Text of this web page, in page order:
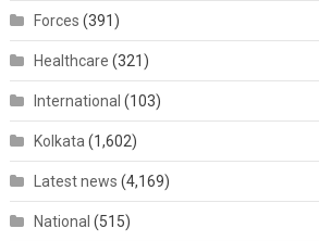
Forces (391)
Healthcare (321)
International (103)
Kolkata (1,602)
Latest news (4,169)
National (515)